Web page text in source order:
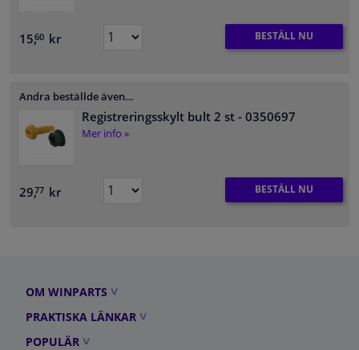
15,60 kr BESTÄLL NU
Andra beställde även…
Registreringsskylt bult 2 st - 0350697
Mer info »
29,77 kr BESTÄLL NU
OM WINPARTS
PRAKTISKA LÄNKAR
POPULÄR